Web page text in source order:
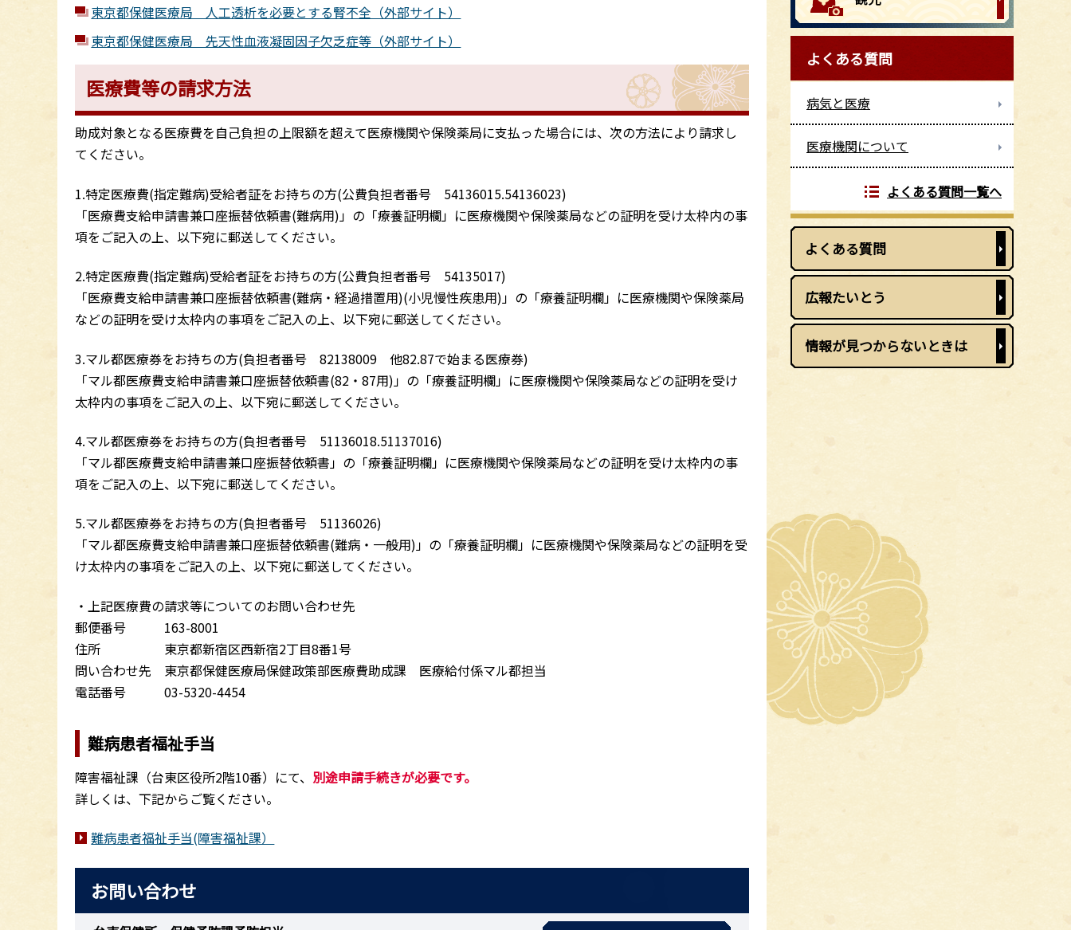
東京都保健医療局 人工透析を必要とする腎不全（外部サイト）
東京都保健医療局 先天性血液凝固因子欠乏症等（外部サイト）
医療費等の請求方法
助成対象となる医療費を自己負担の上限額を超えて医療機関や保険薬局に支払った場合には、次の方法により請求し
てください。
1.特定医療費(指定難病)受給者証をお持ちの方(公費負担者番号 54136015.54136023)
「医療費支給申請書兼口座振替依頼書(難病用)」の「療養証明欄」に医療機関や保険薬局などの証明を受け太枠内の事
項をご記入の上、以下宛に郵送してください。
2.特定医療費(指定難病)受給者証をお持ちの方(公費負担者番号 54135017)
「医療費支給申請書兼口座振替依頼書(難病・経過措置用)(小児慢性疾患用)」の「療養証明欄」に医療機関や保険薬局
などの証明を受け太枠内の事項をご記入の上、以下宛に郵送してください。
3.マル都医療券をお持ちの方(負担者番号 82138009 他82.87で始まる医療券)
「マル都医療費支給申請書兼口座振替依頼書(82・87用)」の「療養証明欄」に医療機関や保険薬局などの証明を受け
太枠内の事項をご記入の上、以下宛に郵送してください。
4.マル都医療券をお持ちの方(負担者番号 51136018.51137016)
「マル都医療費支給申請書兼口座振替依頼書」の「療養証明欄」に医療機関や保険薬局などの証明を受け太枠内の事
項をご記入の上、以下宛に郵送してください。
5.マル都医療券をお持ちの方(負担者番号 51136026)
「マル都医療費支給申請書兼口座振替依頼書(難病・一般用)」の「療養証明欄」に医療機関や保険薬局などの証明を受
け太枠内の事項をご記入の上、以下宛に郵送してください。
・上記医療費の請求等についてのお問い合わせ先
郵便番号 163-8001
住所 東京都新宿区西新宿2丁目8番1号
問い合わせ先 東京都保健医療局保健政策部医療費助成課 医療給付係マル都担当
電話番号 03-5320-4454
難病患者福祉手当
障害福祉課（台東区役所2階10番）にて、 別途申請手続きが必要です。
詳しくは、下記からご覧ください。
難病患者福祉手当(障害福祉課）
お問い合わせ
よくある質問
病気と医療
医療機関について
よくある質問一覧へ
よくある質問
広報たいとう
情報が見つからないときは